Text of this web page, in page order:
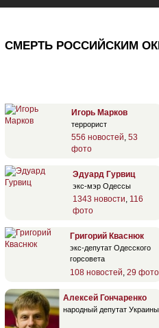
СМЕРТЬ РОССИЙСКИМ
Игорь Марков
террорист
556 новостей 53
фото
Эдуард Гурвиц
экс-мэр Одессы
1343 новости 116
фото
Григорий Кваснюк
экс-депутат Одесского
горсовета
108 новостей 29 фото
Алексей Гончаренко
народный депутат Украины